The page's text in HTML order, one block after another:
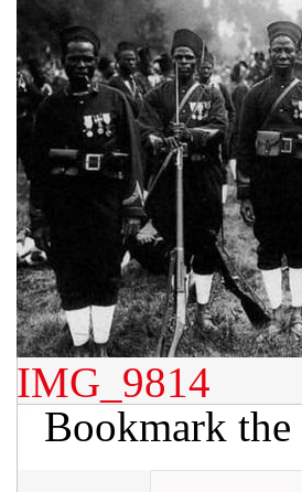
IMG_9814
Bookmark the